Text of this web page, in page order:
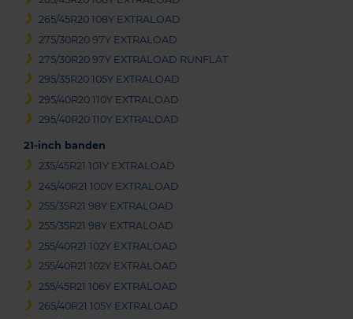
265/45R20 108Y EXTRALOAD
275/30R20 97Y EXTRALOAD
275/30R20 97Y EXTRALOAD RUNFLAT
295/35R20 105Y EXTRALOAD
295/40R20 110Y EXTRALOAD
295/40R20 110Y EXTRALOAD
21-inch banden
235/45R21 101Y EXTRALOAD
245/40R21 100Y EXTRALOAD
255/35R21 98Y EXTRALOAD
255/35R21 98Y EXTRALOAD
255/40R21 102Y EXTRALOAD
255/40R21 102Y EXTRALOAD
255/45R21 106Y EXTRALOAD
265/40R21 105Y EXTRALOAD